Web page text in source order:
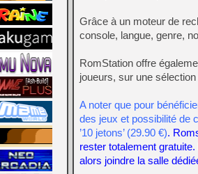
Grâce à un moteur de
console, langue, genre,
RomStation offre
joueurs, sur une
A noter que pour
des jeux et possibilité de
’10 jetons’ (29.90 €).
rester totalement
alors joindre la salle